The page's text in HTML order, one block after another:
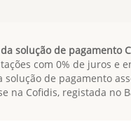
solução de pagamento
com 0% de juros e
solução de pagamento
na Cofidis, registada no